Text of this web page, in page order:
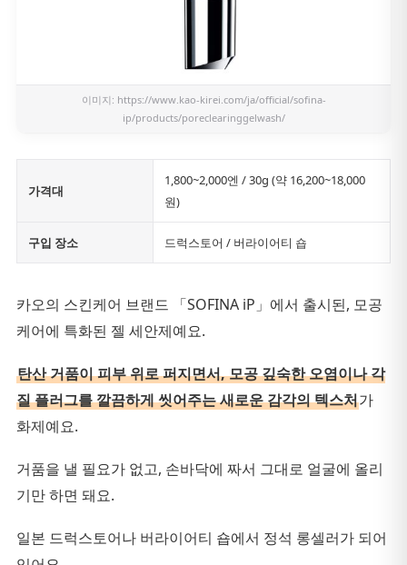
이미지: https://www.kao-kirei.com/ja/official/sofina-
ip/products/poreclearinggelwash/
가격대
1,800~2,000엔 / 30g (약 16,200~18,000
원)
구입 장소 드럭스토어 / 버라이어티 숍
카오의 스킨케어 브랜드 「SOFINA iP」에서 출시된, 모공
케어에 특화된 젤 세안제예요.
탄산 거품이 피부 위로 퍼지면서, 모공 깊숙한 오염이나 각
질 플러그를 깔끔하게 씻어주는 새로운 감각의 텍스처가
화제예요.
거품을 낼 필요가 없고, 손바닥에 짜서 그대로 얼굴에 올리
기만 하면 돼요.
일본 드럭스토어나 버라이어티 숍에서 정석 롱셀러가 되어